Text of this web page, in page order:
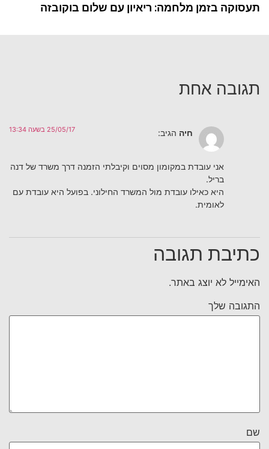
תעסוקה בזמן מלחמה: ריאיון עם שלום בוקובזה
תגובה אחת
חיה הגיב: 25/05/17 בשעה 13:34
אני עובדת במקומון מסוים וקיבלתי הזמנה דרך משרד של דנה
בריל.
היא כאילו עובדת מול המשרד החילוני. בפועל היא עובדת עם
לאומית.
כתיבת תגובה
האימייל לא יוצג באתר.
התגובה שלך
שם